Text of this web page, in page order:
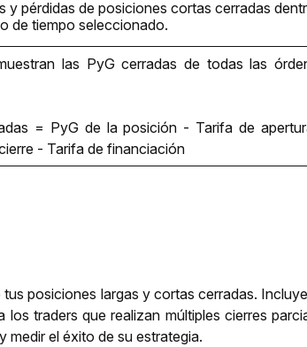
y pérdidas de posiciones cortas cerradas
de tiempo seleccionado.
las PyG cerradas de todas las
= PyG de la posición - Tarifa de
- Tarifa de financiación
posiciones largas y cortas cerradas.
traders que realizan múltiples cierres
medir el éxito de su estrategia.